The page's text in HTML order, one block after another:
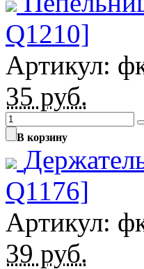
Q1210]
Артикул:
35 руб.
В корзину
Q1176]
Артикул:
39 руб.